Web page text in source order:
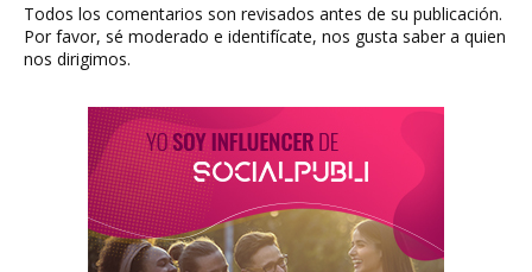
Todos los comentarios son revisados antes de su publicación.
Por favor, sé moderado e identifícate, nos gusta saber a quien
nos dirigimos.